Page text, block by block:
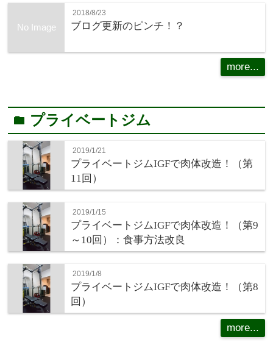
No Image
2018/8/23
ブログ更新のピンチ！？
more...
folder プライベートジム
2019/1/21
プライベートジムIGFで肉体改造！（第
11回）
2019/1/15
プライベートジムIGFで肉体改造！（第9
～10回）：食事方法改良
2019/1/8
プライベートジムIGFで肉体改造！（第8
回）
more...